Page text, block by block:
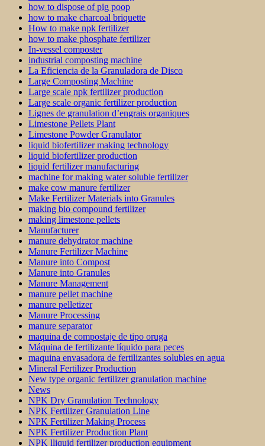
how to dispose of pig poop
how to make charcoal briquette
How to make npk fertilizer
how to make phosphate fertilizer
In-vessel composter
industrial composting machine
La Eficiencia de la Granuladora de Disco
Large Composting Machine
Large scale npk fertilizer production
Large scale organic fertilizer production
Lignes de granulation d’engrais organiques
Limestone Pellets Plant
Limestone Powder Granulator
liquid biofertilizer making technology
liquid biofertilizer production
liquid fertilizer manufacturing
machine for making water soluble fertilizer
make cow manure fertilizer
Make Fertilizer Materials into Granules
making bio compound fertilizer
making limestone pellets
Manufacturer
manure dehydrator machine
Manure Fertilizer Machine
Manure into Compost
Manure into Granules
Manure Management
manure pellet machine
manure pelletizer
Manure Processing
manure separator
maquina de compostaje de tipo oruga
Máquina de fertilizante líquido para peces
maquina envasadora de fertilizantes solubles en agua
Mineral Fertilizer Production
New type organic fertilizer granulation machine
News
NPK Dry Granulation Technology
NPK Fertilizer Granulation Line
NPK Fertilizer Making Process
NPK Fertilizer Production Plant
NPK lliquid fertilizer production equipment